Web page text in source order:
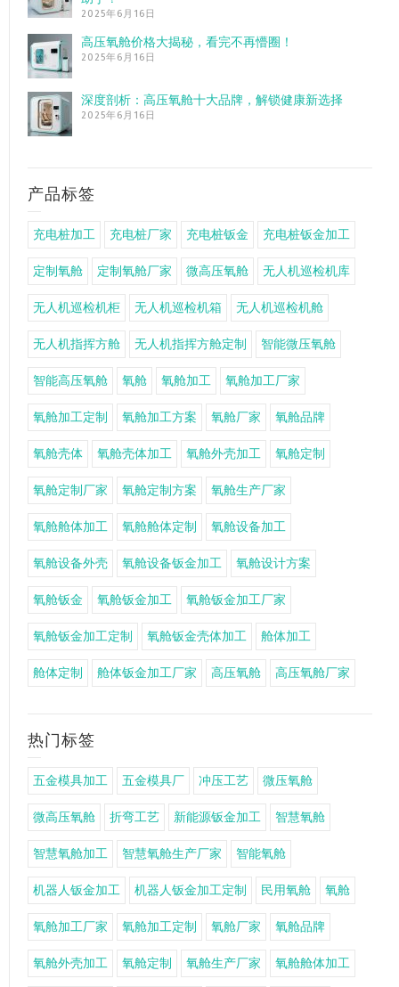
2025年6月16日
高压氧舱价格大揭秘，看完不再懵圈！
2025年6月16日
深度剖析：高压氧舱十大品牌，解锁健康新选择
2025年6月16日
产品标签
充电桩加工 充电桩厂家 充电桩钣金 充电桩钣金加工
定制氧舱 定制氧舱厂家 微高压氧舱 无人机巡检机库
无人机巡检机柜 无人机巡检机箱 无人机巡检机舱
无人机指挥方舱 无人机指挥方舱定制 智能微压氧舱
智能高压氧舱 氧舱 氧舱加工 氧舱加工厂家
氧舱加工定制 氧舱加工方案 氧舱厂家 氧舱品牌
氧舱壳体 氧舱壳体加工 氧舱外壳加工 氧舱定制
氧舱定制厂家 氧舱定制方案 氧舱生产厂家
氧舱舱体加工 氧舱舱体定制 氧舱设备加工
氧舱设备外壳 氧舱设备钣金加工 氧舱设计方案
氧舱钣金 氧舱钣金加工 氧舱钣金加工厂家
氧舱钣金加工定制 氧舱钣金壳体加工 舱体加工
舱体定制 舱体钣金加工厂家 高压氧舱 高压氧舱厂家
热门标签
五金模具加工 五金模具厂 冲压工艺 微压氧舱
微高压氧舱 折弯工艺 新能源钣金加工 智慧氧舱
智慧氧舱加工 智慧氧舱生产厂家 智能氧舱
机器人钣金加工 机器人钣金加工定制 民用氧舱 氧舱
氧舱加工厂家 氧舱加工定制 氧舱厂家 氧舱品牌
氧舱外壳加工 氧舱定制 氧舱生产厂家 氧舱舱体加工